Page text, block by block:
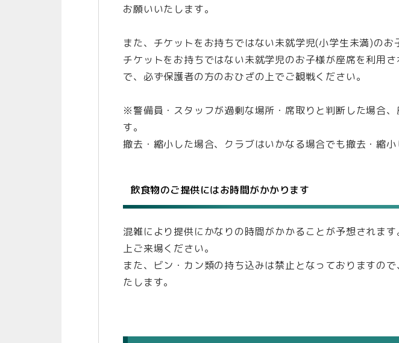
お願いいたします。
また、チケットをお持ちではない未就学児(小学生未満)のお
チケットをお持ちではない未就学児のお子様が座席を利用
で、必ず保護者の方のおひざの上でご観戦ください。
※警備員・スタッフが過剰な場所・席取りと判断した場合
す。
撤去・縮小した場合、クラブはいかなる場合でも撤去・縮
飲食物のご提供にはお時間がかかります
混雑により提供にかなりの時間がかかることが予想されま
上ご来場ください。
また、ビン・カン類の持ち込みは禁止となっておりますの
たします。